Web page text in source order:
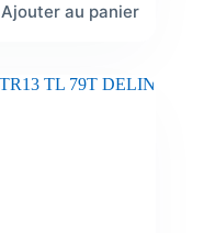
Ajouter au panier